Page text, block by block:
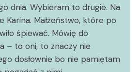
dnia. Wybieram to drugie. Na
Karina. Małżeństwo, które po
śpiewać. Mówię do
– to oni, to znaczy nie
dosłownie bo nie pamiętam